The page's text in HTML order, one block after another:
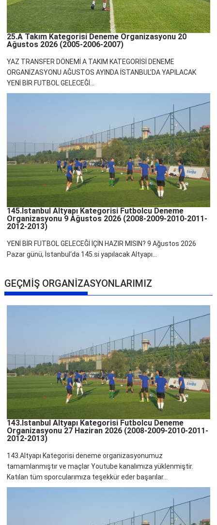
25.A Takım Kategorisi Deneme Organizasyonu 20
Ağustos 2026 (2005-2006-2007)
YAZ TRANSFER DÖNEMİ A TAKIM KATEGORİSİ DENEME
ORGANİZASYONU AĞUSTOS AYINDA İSTANBUL’DA YAPILACAK
YENİ BİR FUTBOL GELECEĞİ...
145.İstanbul Altyapı Kategorisi Futbolcu Deneme
Organizasyonu 9 Ağustos 2026 (2008-2009-2010-2011-
2012-2013)
YENİ BİR FUTBOL GELECEĞİ İÇİN HAZIR MISIN? 9 Ağustos 2026
Pazar günü, İstanbul‘da 145.si yapılacak Altyapı...
GEÇMİŞ ORGANİZASYONLARIMIZ
143.İstanbul Altyapı Kategorisi Futbolcu Deneme
Organizasyonu 27 Haziran 2026 (2008-2009-2010-2011-
2012-2013)
143.Altyapı Kategorisi deneme organizasyonumuz
tamamlanmıştır ve maçlar Youtube kanalımıza yüklenmiştir.
Katılan tüm sporcularımıza teşekkür eder başarılar...